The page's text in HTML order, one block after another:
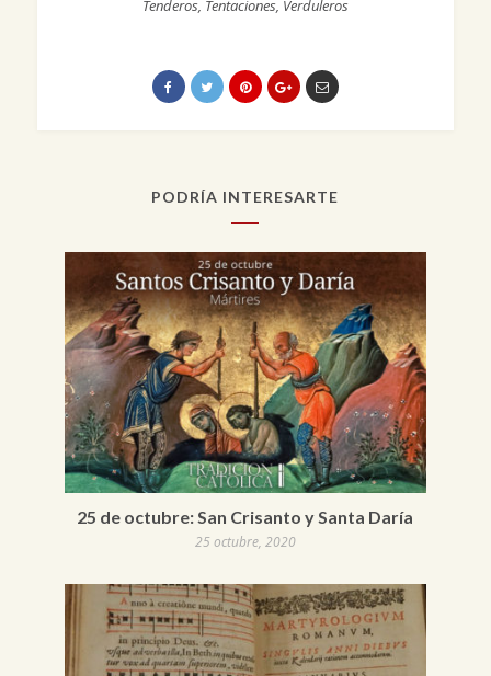
Tenderos, Tentaciones, Verduleros
PODRÍA INTERESARTE
25 de octubre: San Crisanto y Santa Daría
25 octubre, 2020